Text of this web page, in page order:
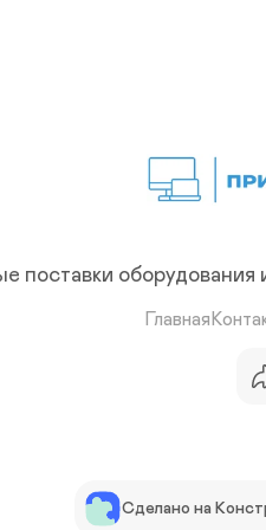
поставки оборудования
Главная
Сделано на